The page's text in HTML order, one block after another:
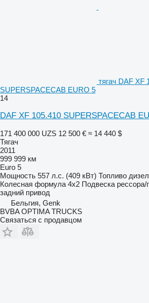
тягач DAF XF
SUPERSPACECAB EURO 5
14
DAF XF 105.410 SUPERSPACECAB
171 400 000 UZS 12 500 € ≈ 14 440 $
Тягач
2011
999 999 км
Euro 5
Мощность 557 л.с. (409 кВт) Топливо
Колесная формула 4x2 Подвеска
задний привод
Бельгия, Genk
BVBA OPTIMA TRUCKS
Связаться с продавцом